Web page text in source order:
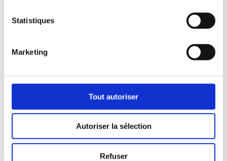
Statistiques
Marketing
Tout autoriser
Autoriser la sélection
Refuser
profilés plus petits ?
9Assemblage par collage ou par ruban adhésif double face
12Tolérances des profilés
Qualité de surface
15Traitement de surface
Aspects économiques
18Banques de connaissances et partage
19Calculs des structures